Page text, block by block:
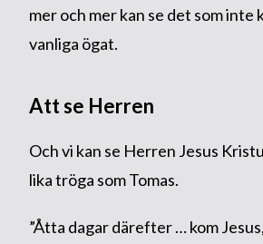
mer och mer kan se det som inte
vanliga ögat.
Att se Herren
Och vi kan se Herren Jesus
lika tröga som Tomas.
”Åtta dagar därefter … kom